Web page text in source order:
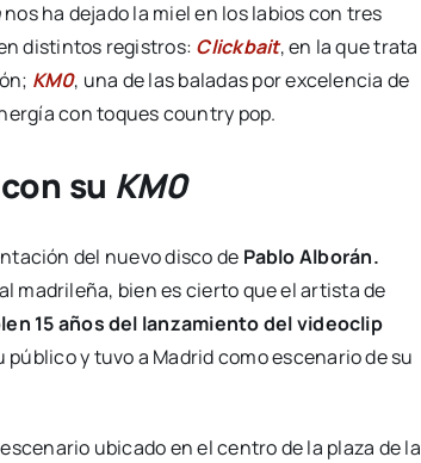
nos ha dejado la miel en los labios con tres
distintos registros: Clickbait, en la que trata
KM0, una de las baladas por excelencia de
con toques country pop.
su KM0
del nuevo disco de Pablo Alborán.
madrileña, bien es cierto que el artista de
15 años del lanzamiento del videoclip
y tuvo a Madrid como escenario de su
ubicado en el centro de la plaza de la